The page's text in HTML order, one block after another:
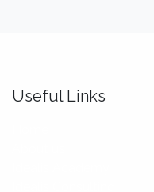
Useful Links